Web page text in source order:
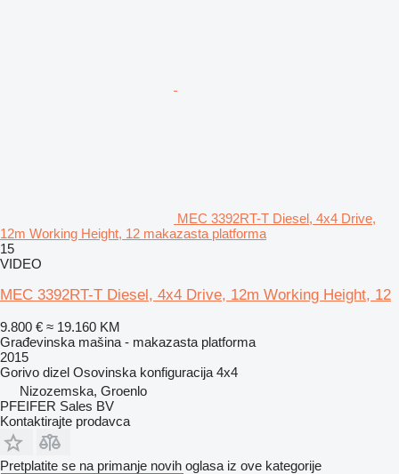
MEC 3392RT-T Diesel, 4x4 Drive,
12m Working Height, 12 makazasta platforma
15
VIDEO
MEC 3392RT-T Diesel, 4x4 Drive, 12m Working Height, 12
9.800 € ≈ 19.160 KM
Građevinska mašina - makazasta platforma
2015
Gorivo dizel Osovinska konfiguracija 4x4
Nizozemska, Groenlo
PFEIFER Sales BV
Kontaktirajte prodavca
Pretplatite se na primanje novih oglasa iz ove kategorije